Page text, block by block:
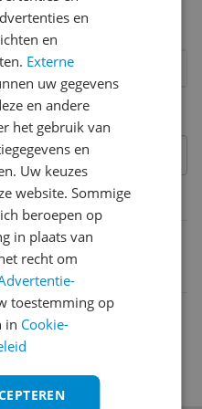
kenmerken
7
6
van 4
en
en
Externe
uw gegevens
en andere
het gebruik van
en
Uw keuzes
website. Sommige
beroepen op
in plaats van
recht om
toestemming op
in Cookie-